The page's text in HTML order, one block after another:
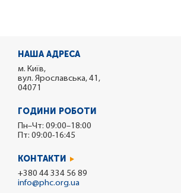
НАША АДРЕСА
м. Київ,
вул. Ярославська, 41,
04071
ГОДИНИ РОБОТИ
Пн–Чт: 09:00–18:00
Пт: 09:00-16:45
КОНТАКТИ
+380 44 334 56 89
info@phc.org.ua